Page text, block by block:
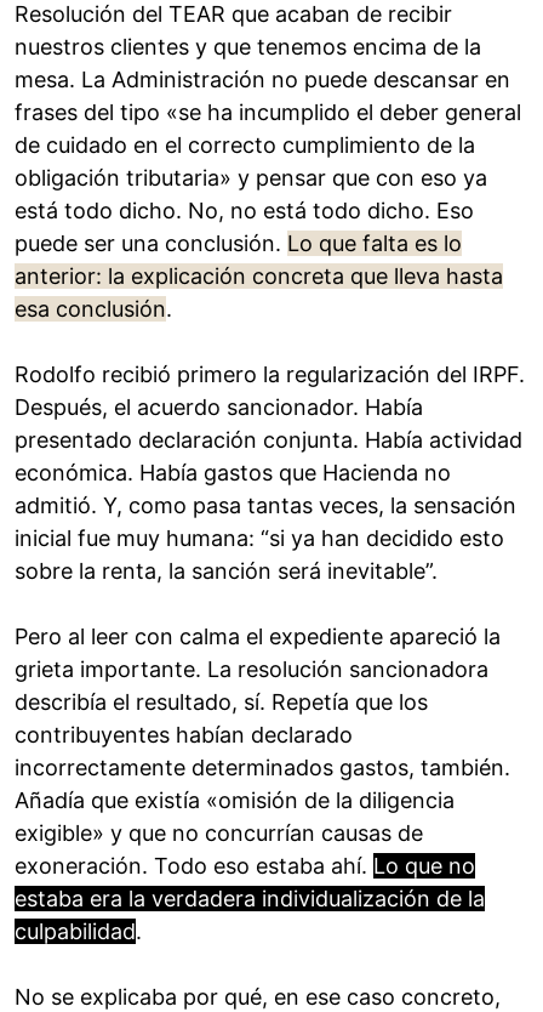
Resolución del TEAR que acaban de recibir
nuestros clientes y que tenemos encima de la
mesa. La Administración no puede descansar en
frases del tipo «se ha incumplido el deber general
de cuidado en el correcto cumplimiento de la
obligación tributaria» y pensar que con eso ya
está todo dicho. No, no está todo dicho. Eso
puede ser una conclusión. Lo que falta es lo
anterior: la explicación concreta que lleva hasta
esa conclusión.
Rodolfo recibió primero la regularización del IRPF.
Después, el acuerdo sancionador. Había
presentado declaración conjunta. Había actividad
económica. Había gastos que Hacienda no
admitió. Y, como pasa tantas veces, la sensación
inicial fue muy humana: “si ya han decidido esto
sobre la renta, la sanción será inevitable”.
Pero al leer con calma el expediente apareció la
grieta importante. La resolución sancionadora
describía el resultado, sí. Repetía que los
contribuyentes habían declarado
incorrectamente determinados gastos, también.
Añadía que existía «omisión de la diligencia
exigible» y que no concurrían causas de
exoneración. Todo eso estaba ahí. Lo que no
estaba era la verdadera individualización de la
culpabilidad.
No se explicaba por qué, en ese caso concreto,